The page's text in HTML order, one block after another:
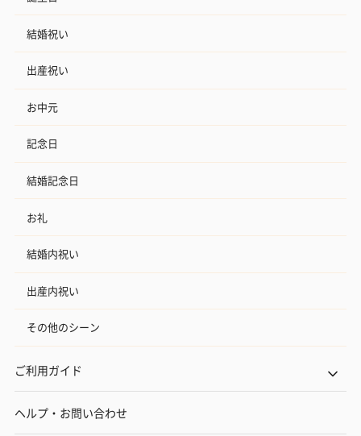
結婚祝い
出産祝い
お中元
記念日
結婚記念日
お礼
結婚内祝い
出産内祝い
その他のシーン
ご利用ガイド
ヘルプ・お問い合わせ